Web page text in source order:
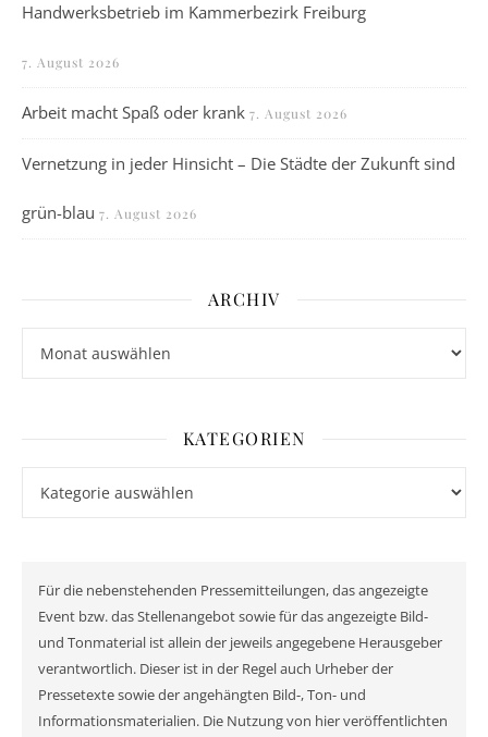
Handwerksbetrieb im Kammerbezirk Freiburg
7. August 2026
Arbeit macht Spaß oder krank 7. August 2026
Vernetzung in jeder Hinsicht – Die Städte der Zukunft sind
grün-blau 7. August 2026
ARCHIV
KATEGORIEN
Für die nebenstehenden Pressemitteilungen, das angezeigte
Event bzw. das Stellenangebot sowie für das angezeigte Bild-
und Tonmaterial ist allein der jeweils angegebene Herausgeber
verantwortlich. Dieser ist in der Regel auch Urheber der
Pressetexte sowie der angehängten Bild-, Ton- und
Informationsmaterialien. Die Nutzung von hier veröffentlichten